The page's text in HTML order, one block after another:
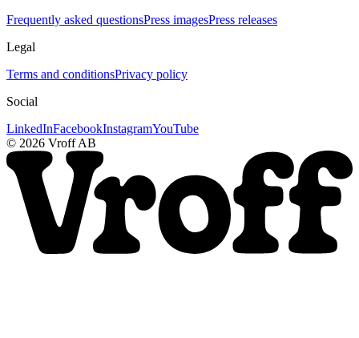
Frequently asked questionsPress imagesPress releases
Legal
Terms and conditionsPrivacy policy
Social
LinkedInFacebookInstagramYouTube
© 2026 Vroff AB